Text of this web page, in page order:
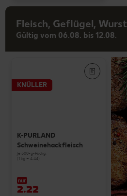
Fleisch, Geflügel, Wurst
Gültig vom 06.08. bis 12.08.
KNÜLLER
K-PURLAND
Schweinehackfleisch
je 500-g-Packg.
(1 kg = 4.44)
nur
2.22